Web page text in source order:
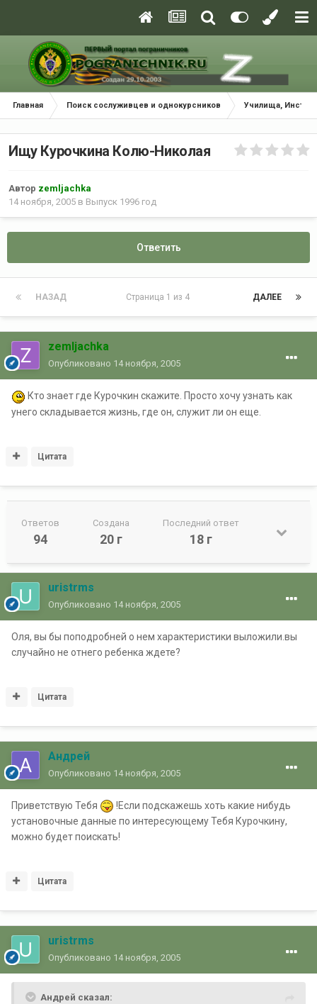
Главная Поиск сослуживцев и однокурсников Училища,
Ищу Курочкина Колю-Николая
Автор zemljachka
14 ноября, 2005 в Выпуск 1996 год
Ответить
НАЗАД ДАЛЕЕ
Страница 1 из 4
zemljachka
Опубликовано 14 ноября, 2005
Кто знает где Курочкин скажите. Просто хочу узнать как
унего складывается жизнь, где он, служит ли он еще.
Цитата
Ответов
94
Создана
20 г
Последний ответ
18 г
uristrms
Опубликовано 14 ноября, 2005
Оля, вы бы поподробней о нем характеристики выложили.вы
случайно не отнего ребенка ждете?
Цитата
Андрей
Опубликовано 14 ноября, 2005
Приветствую Тебя
!Если подскажешь хоть какие нибудь
установочные данные по интересующему Тебя Курочкину,
можно будет поискать!
Цитата
uristrms
Опубликовано 14 ноября, 2005
Андрей сказал: